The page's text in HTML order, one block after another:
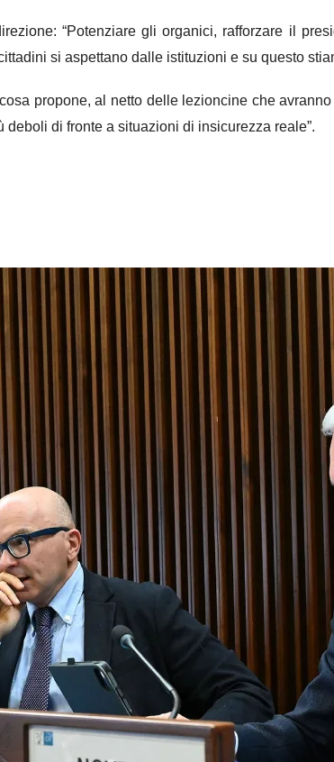
“Potenziare gli organici, rafforzare il
si aspettano dalle istituzioni e su questo
propone, al netto delle lezioncine che
di fronte a situazioni di insicurezza reale”.